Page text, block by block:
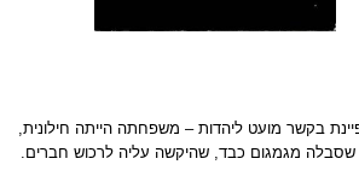
בקשר מועט ליהדות – משפחתה הייתה חילונית,
שסבלה מגמגום כבד, שהיקשה עליה לרכוש חברים.